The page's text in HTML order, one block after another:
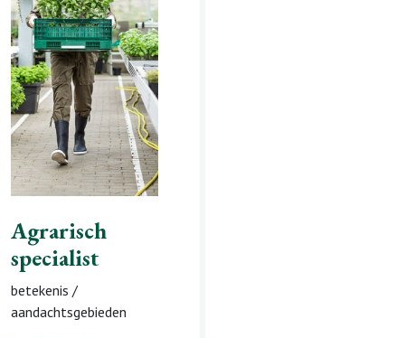
verdeling
Lees meer
Agrarisch
specialist
betekenis /
aandachtsgebieden